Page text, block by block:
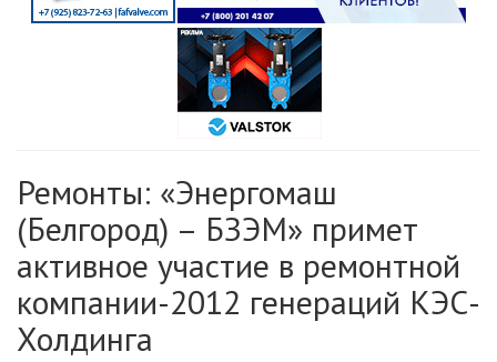
Ремонты: «Энергомаш
(Белгород) – БЗЭМ» примет
активное участие в ремонтной
компании-2012 генераций КЭС-
Холдинга